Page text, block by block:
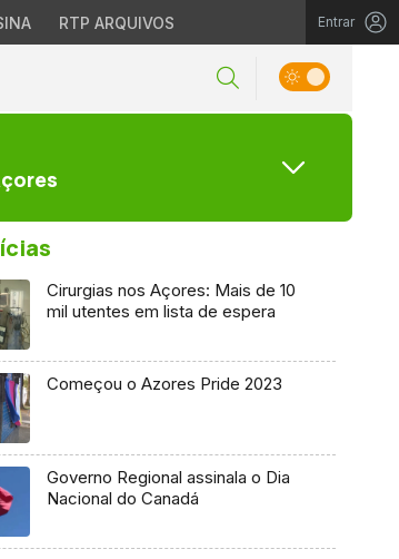
RTP ARQUIVOS Entrar
Cirurgias nos Açores: Mais de 10
mil utentes em lista de espera
Começou o Azores Pride 2023
Governo Regional assinala o Dia
Nacional do Canadá